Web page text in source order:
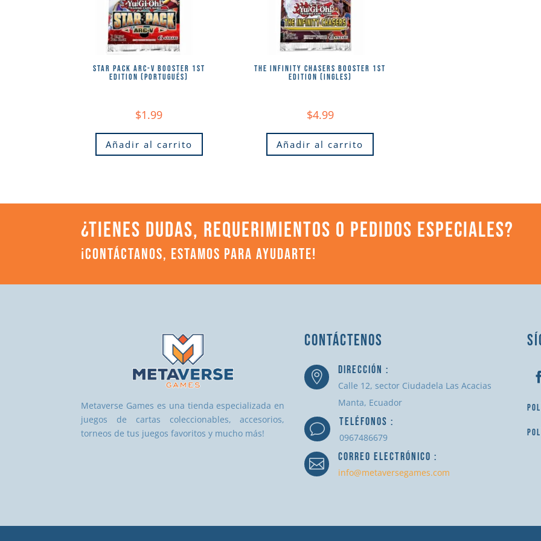
STAR PACK ARC-V BOOSTER 1ST
EDITION (PORTUGUÉS)
$1.99
Añadir al carrito
THE INFINITY CHASERS BOOSTER 1ST
EDITION (INGLES)
$4.99
Añadir al carrito
¿TIENES DUDAS, REQUERIMIENTOS O PEDIDOS ESPECIALES?
¡CONTÁCTANOS, ESTAMOS PARA AYUDARTE!
Metaverse Games es una tienda especializada en
juegos de cartas coleccionables, accesorios,
torneos de tus juegos favoritos y mucho más!
CONTÁCTENOS
 DIRECCIÓN :
Calle 12, sector Ciudadela Las Acacias
Manta, Ecuador
v TELÉFONOS :
0967486679
 CORREO ELECTRÓNICO :
info@metaversegames.com